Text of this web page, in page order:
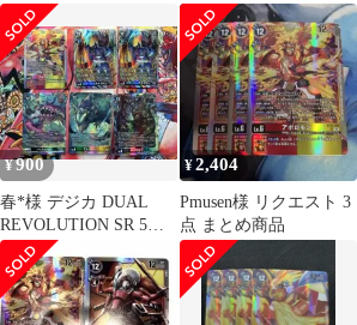
枚 SR BT25 DUAL
REVOLUTION デジタ
ルモンスター デジカ
レイスノヴァモン 4コ
ン 2
¥900
春*様 デジカ DUAL
REVOLUTION SR 5種
まとめ売り
¥2,404
Pmusen様 リクエスト 3
点 まとめ商品